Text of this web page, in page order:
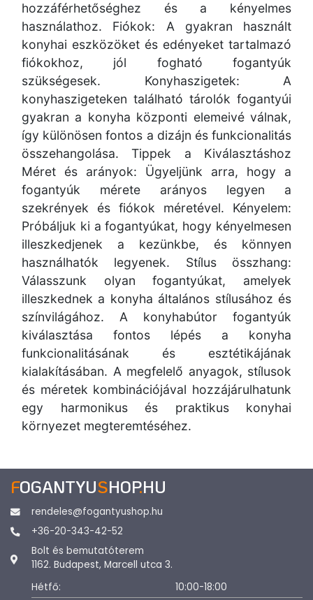
hozzáférhetőséghez és a kényelmes
használathoz. Fiókok: A gyakran használt
konyhai eszközöket és edényeket tartalmazó
fiókokhoz, jól fogható fogantyúk
szükségesek. Konyhaszigetek: A
konyhaszigeteken található tárolók fogantyúi
gyakran a konyha központi elemeivé válnak,
így különösen fontos a dizájn és funkcionalitás
összehangolása. Tippek a Kiválasztáshoz
Méret és arányok: Ügyeljünk arra, hogy a
fogantyúk mérete arányos legyen a
szekrények és fiókok méretével. Kényelem:
Próbáljuk ki a fogantyúkat, hogy kényelmesen
illeszkedjenek a kezünkbe, és könnyen
használhatók legyenek. Stílus összhang:
Válasszunk olyan fogantyúkat, amelyek
illeszkednek a konyha általános stílusához és
színvilágához. A konyhabútor fogantyúk
kiválasztása fontos lépés a konyha
funkcionalitásának és esztétikájának
kialakításában. A megfelelő anyagok, stílusok
és méretek kombinációjával hozzájárulhatunk
egy harmonikus és praktikus konyhai
környezet megteremtéséhez.
FOGANTYUSHOP.HU
rendeles@fogantyushop.hu
+36-20-343-42-52
Bolt és bemutatóterem
1162. Budapest, Marcell utca 3.
Hétfő:
10:00-18:00